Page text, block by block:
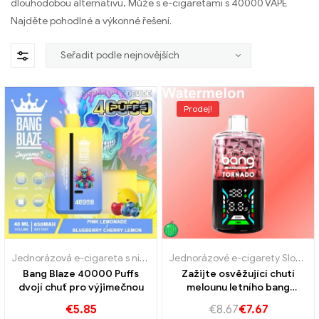
dlouhodobou alternativu, Může s e-cigaretami s 40000 VAPE
Najděte pohodlné a výkonné řešení.
Jednorázová e-cigareta s nikotinem ,Jednorázové e-cigarety
Bang Blaze 40000 Puffs
dvojí chuť pro výjimečnou
€5.85
Prodej!
Jednorázové e-cigarety Slovensko
Zažijte osvěžující chutí
melounu letního bang
€8.67€7.67